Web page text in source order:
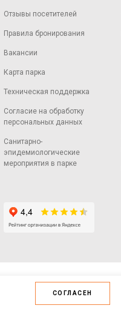
Отзывы посетителей
Правила бронирования
Вакансии
Карта парка
Техническая поддержка
Согласие на обработку
персональных данных
Санитарно-
эпидемиологические
мероприятия в парке
СОГЛАСЕН